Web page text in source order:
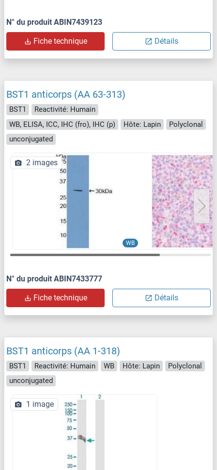
N° du produit ABIN7439123
Fiche technique Détails
BST1 anticorps (AA 63-313)
BST1
Reactivité: Humain
WB, ELISA, ICC, IHC (fro), IHC (p)
Hôte: Lapin
Polyclonal
unconjugated
WB
2 images
N° du produit ABIN7433777
Fiche technique Détails
BST1 anticorps (AA 1-318)
BST1 Reactivité: Humain WB Hôte: Lapin
Polyclonal
unconjugated
1 image